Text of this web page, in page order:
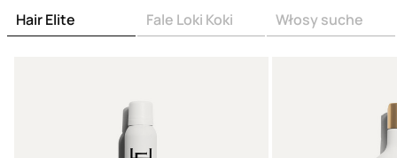
Hair Elite Fale Loki Koki Włosy suche